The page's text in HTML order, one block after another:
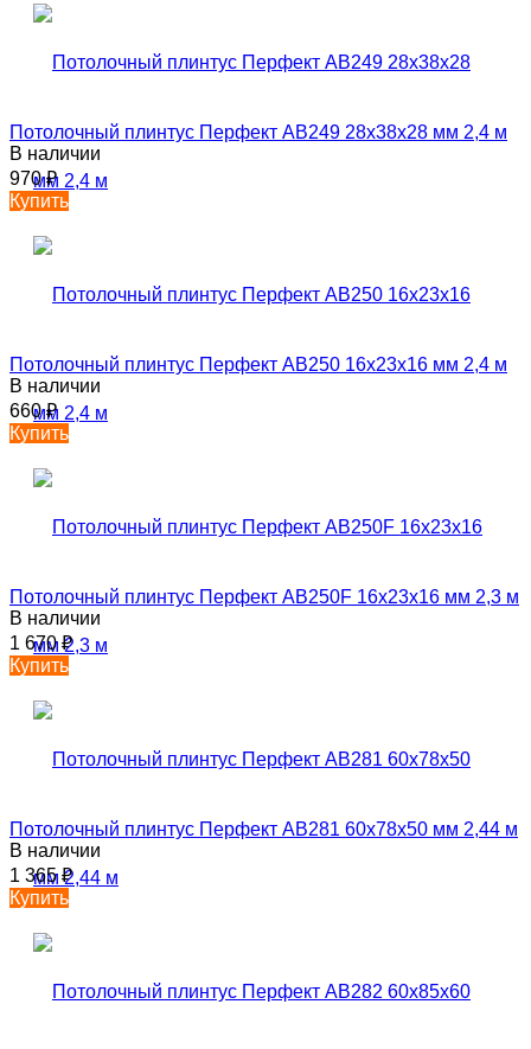
Потолочный плинтус Перфект AB249 28х38х28 мм 2,4 м
В наличии
970₽
Купить
Потолочный плинтус Перфект AB250 16х23х16 мм 2,4 м
В наличии
660₽
Купить
Потолочный плинтус Перфект AB250F 16х23х16 мм 2,3 м
В наличии
1 670₽
Купить
Потолочный плинтус Перфект AB281 60х78х50 мм 2,44 м
В наличии
1 365₽
Купить